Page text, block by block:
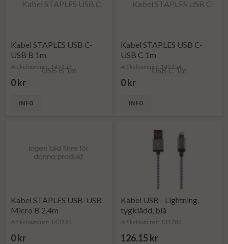
Kabel STAPLES USB C-
USB B 1m
Artikelnummer: 143153
0 kr
INFO
Kabel STAPLES USB C-
USB C 1m
Artikelnummer: 143154
0 kr
INFO
Kabel STAPLES USB-USB
Micro B 2,4m
Artikelnummer: 143156
0 kr
Kabel USB - Lightning,
tygklädd, blå
Artikelnummer: 135786
126,15 kr